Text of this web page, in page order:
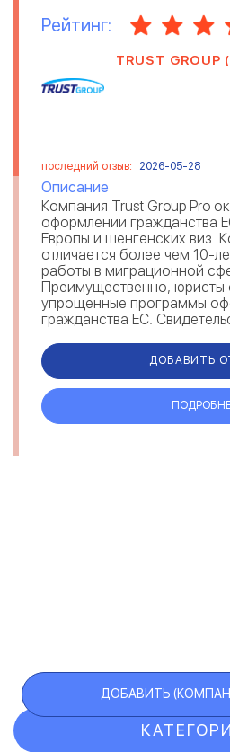
Рейтинг:
TRUST
последний отзыв: 2026-05-28
Описание
Компания Trust Group Pro
оформлении гражданства
Европы и шенгенских виз.
отличается более чем 10-
работы в миграционной
Преимущественно, юристы
упрощенные программы
гражданства ЕС.
на рейтингов...
ДОБАВИТЬ
ДОБАВИТЬ